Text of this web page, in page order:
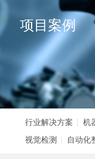
项目案例
行业解决方案 机
视觉检测
自动化